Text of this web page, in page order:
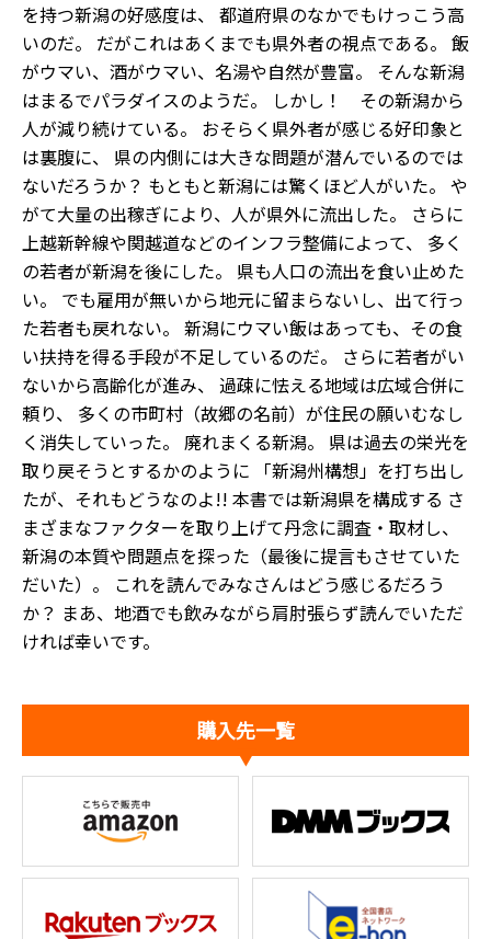
を持つ新潟の好感度は、 都道府県のなかでもけっこう高
いのだ。 だがこれはあくまでも県外者の視点である。 飯
がウマい、酒がウマい、名湯や自然が豊富――。 そんな新潟
はまるでパラダイスのようだ。 しかし！ その新潟から
人が減り続けている。 おそらく県外者が感じる好印象と
は裏腹に、 県の内側には大きな問題が潜んでいるのでは
ないだろうか？ もともと新潟には驚くほど人がいた。 や
がて大量の出稼ぎにより、人が県外に流出した。 さらに
上越新幹線や関越道などのインフラ整備によって、 多く
の若者が新潟を後にした。 県も人口の流出を食い止めた
い。 でも雇用が無いから地元に留まらないし、出て行っ
た若者も戻れない。 新潟にウマい飯はあっても、その食
い扶持を得る手段が不足しているのだ。 さらに若者がい
ないから高齢化が進み、 過疎に怯える地域は広域合併に
頼り、 多くの市町村（故郷の名前）が住民の願いむなし
く消失していった。 廃れまくる新潟。 県は過去の栄光を
取り戻そうとするかのように 「新潟州構想」を打ち出し
たが、それもどうなのよ!! 本書では新潟県を構成する さ
まざまなファクターを取り上げて丹念に調査・取材し、
新潟の本質や問題点を探った（最後に提言もさせていた
だいた）。 これを読んでみなさんはどう感じるだろう
か？ まあ、地酒でも飲みながら肩肘張らず読んでいただ
ければ幸いです。
購入先一覧